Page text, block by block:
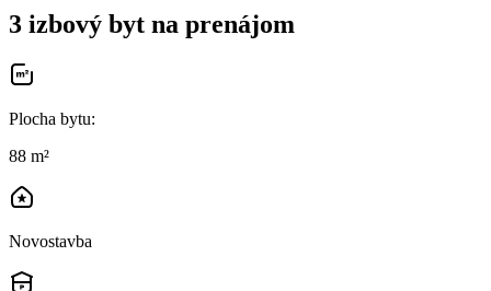
3 izbový byt na prenájom
Plocha bytu:
88 m²
Novostavba